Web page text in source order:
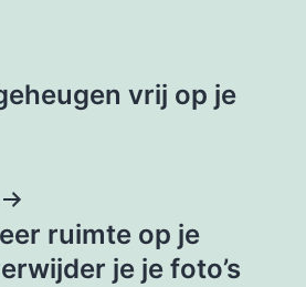
vrij op je
ruimte op je
je je foto’s